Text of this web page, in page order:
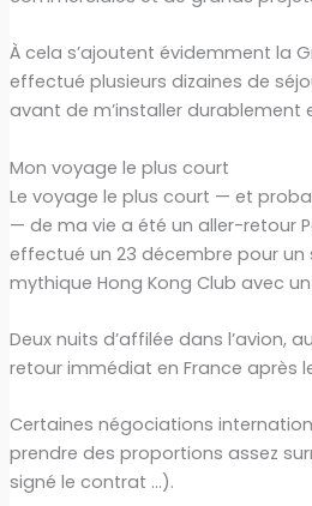
À cela s’ajoutent évidemment la
effectué plusieurs dizaines de
avant de m’installer durablement
Mon voyage le plus court
Le voyage le plus court — et
— de ma vie a été un aller-retour
effectué un 23 décembre pour un
mythique Hong Kong Club avec
Deux nuits d’affilée dans l’avion,
retour immédiat en France après
Certaines négociations
prendre des proportions assez
signé le contrat …).